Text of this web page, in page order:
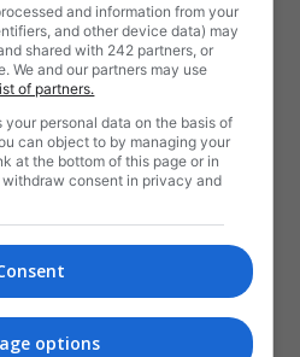
and information from your
and other device data) may
shared with 242 partners, or
We and our partners may use
of partners.
your personal data on the basis of
can object to by managing your
at the bottom of this page or in
consent in privacy and
options